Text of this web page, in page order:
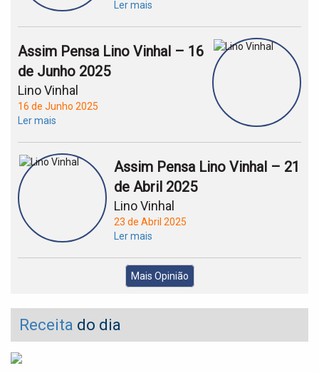
Ler mais
Assim Pensa Lino Vinhal – 16
de Junho 2025
Lino Vinhal
16 de Junho 2025
Ler mais
Assim Pensa Lino Vinhal – 21
de Abril 2025
Lino Vinhal
23 de Abril 2025
Ler mais
Mais Opinião
Receita do dia